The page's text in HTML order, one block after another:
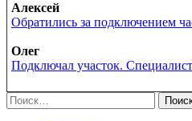
Алексей
Обратились за подключением
Олег
Подключал участок.
Найти: